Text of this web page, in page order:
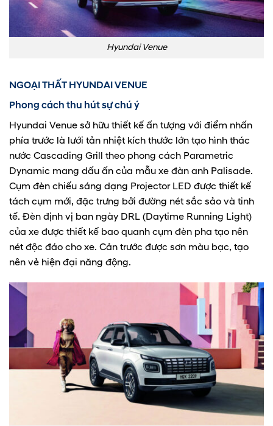
Hyundai Venue
NGOẠI THẤT HYUNDAI VENUE
Phong cách thu hút sự chú ý
Hyundai Venue sở hữu thiết kế ấn tượng với điểm nhấn
phía trước là lưới tản nhiệt kích thước lớn tạo hình thác
nước Cascading Grill theo phong cách Parametric
Dynamic mang dấu ấn của mẫu xe đàn anh Palisade.
Cụm đèn chiếu sáng dạng Projector LED được thiết kế
tách cụm mới, đặc trưng bởi đường nét sắc sảo và tinh
tế. Đèn định vị ban ngày DRL (Daytime Running Light)
của xe được thiết kế bao quanh cụm đèn pha tạo nên
nét độc đáo cho xe. Cản trước được sơn màu bạc, tạo
nên vẻ hiện đại năng động.